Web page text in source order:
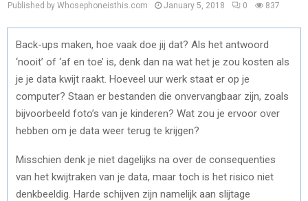
Published by Whosephoneisthis.com January 5, 2018 0 837
Back-ups maken, hoe vaak doe jij dat? Als het antwoord
‘nooit’ of ‘af en toe’ is, denk dan na wat het je zou kosten als
je je data kwijt raakt. Hoeveel uur werk staat er op je
computer? Staan er bestanden die onvervangbaar zijn, zoals
bijvoorbeeld foto’s van je kinderen? Wat zou je ervoor over
hebben om je data weer terug te krijgen?
Misschien denk je niet dagelijks na over de consequenties
van het kwijtraken van je data, maar toch is het risico niet
denkbeeldig. Harde schijven zijn namelijk aan slijtage